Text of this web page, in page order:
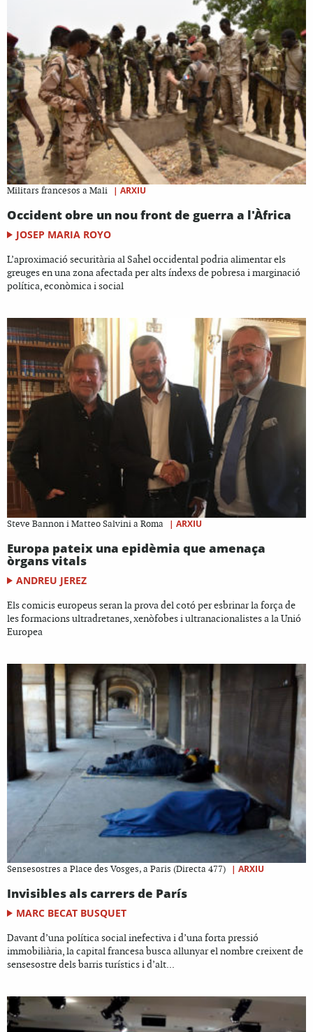
Militars francesos a Mali | ARXIU
Occident obre un nou front de guerra a l'Àfrica
JOSEP MARIA ROYO
L’aproximació securitària al Sahel occidental podria alimentar els
greuges en una zona afectada per alts índexs de pobresa i marginació
política, econòmica i social
Steve Bannon i Matteo Salvini a Roma | ARXIU
Europa pateix una epidèmia que amenaça
òrgans vitals
ANDREU JEREZ
Els comicis europeus seran la prova del cotó per esbrinar la força de
les formacions ultradretanes, xenòfobes i ultranacionalistes a la Unió
Europea
Sensesostres a Place des Vosges, a Paris (Directa 477) | ARXIU
Invisibles als carrers de París
MARC BECAT BUSQUET
Davant d’una política social inefectiva i d’una forta pressió
immobiliària, la capital francesa busca allunyar el nombre creixent de
sensesostre dels barris turístics i d’alt...